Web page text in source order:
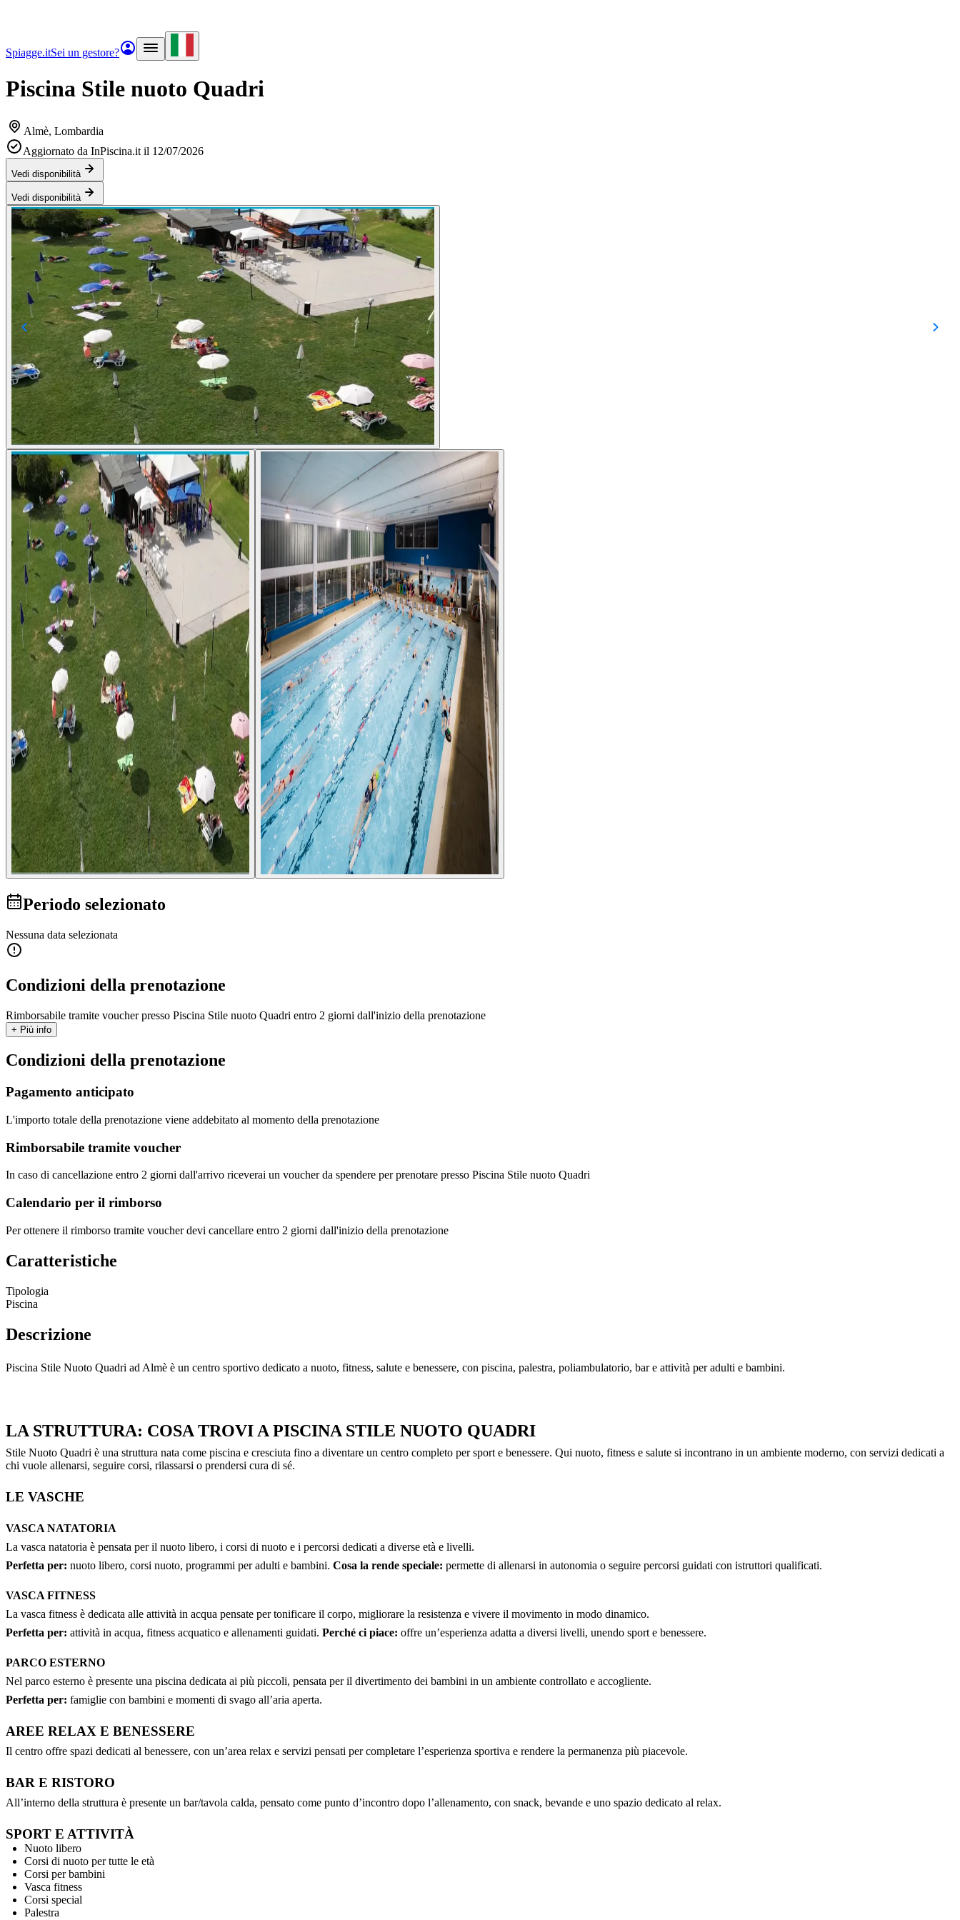
Spiagge.itSei un gestore?
Piscina Stile nuoto Quadri
Almè, Lombardia
Aggiornato da InPiscina.it il 12/07/2026
Vedi disponibilità
Vedi disponibilità
Periodo selezionato
Nessuna data selezionata
Condizioni della prenotazione
Rimborsabile tramite voucher presso Piscina Stile nuoto Quadri entro 2 giorni dall'inizio della prenotazione
+ Più info
Condizioni della prenotazione
Pagamento anticipato
L'importo totale della prenotazione viene addebitato al momento della prenotazione
Rimborsabile tramite voucher
In caso di cancellazione entro 2 giorni dall'arrivo riceverai un voucher da spendere per prenotare presso Piscina Stile nuoto Quadri
Calendario per il rimborso
Per ottenere il rimborso tramite voucher devi cancellare entro 2 giorni dall'inizio della prenotazione
Caratteristiche
Tipologia
Piscina
Descrizione
Piscina Stile Nuoto Quadri ad Almè è un centro sportivo dedicato a nuoto, fitness, salute e benessere, con piscina, palestra, poliambulatorio, bar e attività per adulti e bambini.
LA STRUTTURA: COSA TROVI A PISCINA STILE NUOTO QUADRI
Stile Nuoto Quadri è una struttura nata come piscina e cresciuta fino a diventare un centro completo per sport e benessere. Qui nuoto, fitness e salute si incontrano in un ambiente moderno, con servizi dedicati a
chi vuole allenarsi, seguire corsi, rilassarsi o prendersi cura di sé.
LE VASCHE
VASCA NATATORIA
La vasca natatoria è pensata per il nuoto libero, i corsi di nuoto e i percorsi dedicati a diverse età e livelli.
Perfetta per: nuoto libero, corsi nuoto, programmi per adulti e bambini. Cosa la rende speciale: permette di allenarsi in autonomia o seguire percorsi guidati con istruttori qualificati.
VASCA FITNESS
La vasca fitness è dedicata alle attività in acqua pensate per tonificare il corpo, migliorare la resistenza e vivere il movimento in modo dinamico.
Perfetta per: attività in acqua, fitness acquatico e allenamenti guidati. Perché ci piace: offre un’esperienza adatta a diversi livelli, unendo sport e benessere.
PARCO ESTERNO
Nel parco esterno è presente una piscina dedicata ai più piccoli, pensata per il divertimento dei bambini in un ambiente controllato e accogliente.
Perfetta per: famiglie con bambini e momenti di svago all’aria aperta.
AREE RELAX E BENESSERE
Il centro offre spazi dedicati al benessere, con un’area relax e servizi pensati per completare l’esperienza sportiva e rendere la permanenza più piacevole.
BAR E RISTORO
All’interno della struttura è presente un bar/tavola calda, pensato come punto d’incontro dopo l’allenamento, con snack, bevande e uno spazio dedicato al relax.
SPORT E ATTIVITÀ
Nuoto libero
Corsi di nuoto per tutte le età
Corsi per bambini
Vasca fitness
Corsi special
Palestra